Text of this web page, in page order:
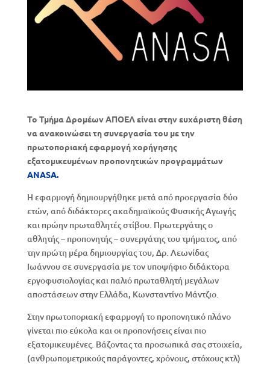
Το Τμήμα Δρομέων ΑΠΟΕΛ είναι στην ευχάριστη θέση
να ανακοινώσει τη συνεργασία του με την
πρωτοποριακή εφαρμογή χορήγησης
εξατομικευμένων προπονητικών προγραμμάτων
ANASA.
Η εφαρμογή δημιουργήθηκε μετά από προεργασία δύο
ετών, από διδάκτορες ακαδημαϊκούς Φυσικής Αγωγής
και πρώην πρωταθλητές στίβου. Πρωτεργάτης ο
αθλητής – προπονητής – συνεργάτης του τμήματος, από
την πρώτη μέρα δημιουργίας του, Δρ. Λεωνίδας
Ιωάννου σε συνεργασία με τον υποψήφιο διδάκτορα
εργοφυσιολογίας και παλιό πρωταθλητή μεγάλων
αποστάσεων στην Ελλάδα, Κωνσταντίνο Μάντζιο.
Στην πρωτοποριακή εφαρμογή το προπονητικό πλάνο
γίνεται πιο εύκολα και οι προπονήσεις είναι πιο
εξατομικευμένες. Βάζοντας τα προσωπικά σας στοιχεία,
(ανθρωπομετρικούς παράγοντες, χρόνους, στόχους κτλ)